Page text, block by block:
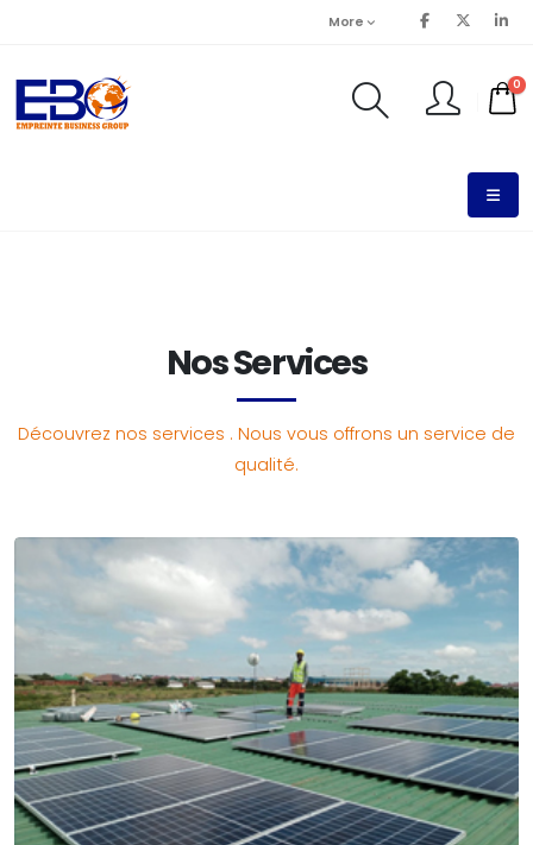
More
0
Nos Services
Découvrez nos services . Nous vous offrons un service de
qualité.